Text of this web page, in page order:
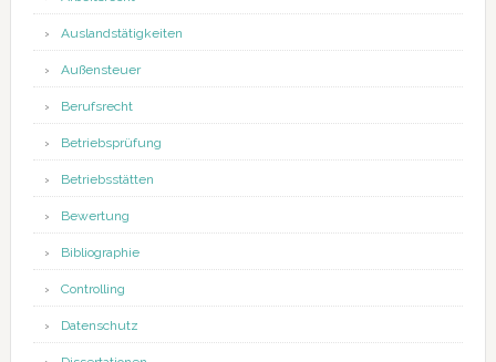
Auslandstätigkeiten
Außensteuer
Berufsrecht
Betriebsprüfung
Betriebsstätten
Bewertung
Bibliographie
Controlling
Datenschutz